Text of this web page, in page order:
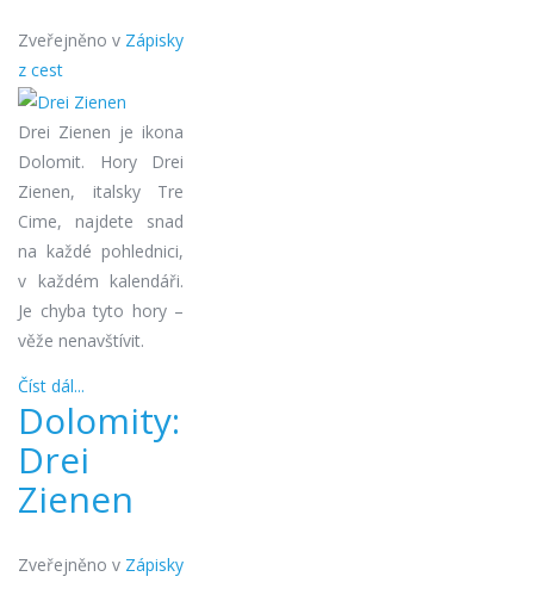
Zveřejněno v Zápisky
z cest
Drei Zienen je ikona
Dolomit. Hory Drei
Zienen, italsky Tre
Cime, najdete snad
na každé pohlednici,
v každém kalendáři.
Je chyba tyto hory –
věže nenavštívit.
Číst dál...
Dolomity:
Drei
Zienen
Zveřejněno v Zápisky